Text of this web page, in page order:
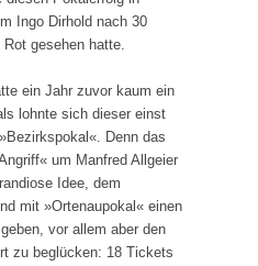
Ingo Dirhold nach 30
Rot gesehen hatte.
ein Jahr zuvor kaum ein
lohnte sich dieser einst
Denn das
um Manfred Allgeier
Idee, dem
mit »Ortenaupokal« einen
vor allem aber den
zu be­glücken: 18 Tickets